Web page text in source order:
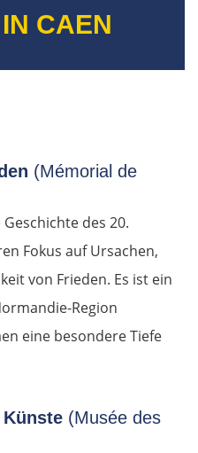
CAEN
(Mémorial de
des 20.
Fokus auf Ursachen,
von Frieden. Es ist ein
Region
eine besondere Tiefe
Künste (Musée des